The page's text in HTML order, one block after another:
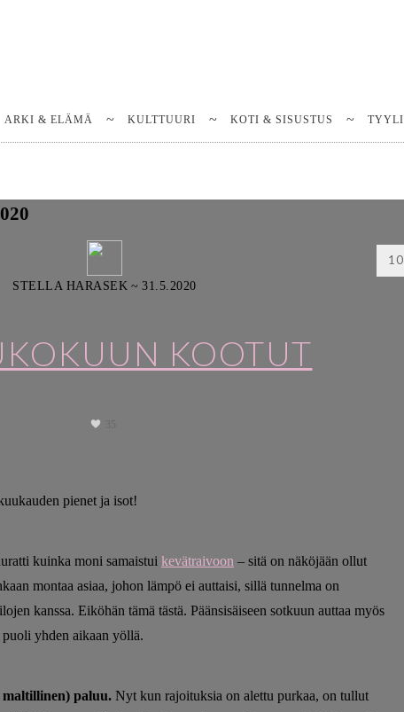
ARKI & ELÄMÄ KULTTUURI KOTI & SISUSTUS TYYLI
STELLA HARASEK ~31.5.2020
KOOTUT
10
pienet ja isot!
kuinka moni samaistui kevätraivoon – sitä on näköjään ollut
montaa asiaa, johon lämpö ei auttaisi, sillä tunnelma on
kanssa. Eiköhän tämä tästä. Päänsisäiseen sotkuun auttaa myös
yhden aikaan yöllä.
maltillinen) paluu. Nyt kun rajoituksia on alettu purkaa, on tullut